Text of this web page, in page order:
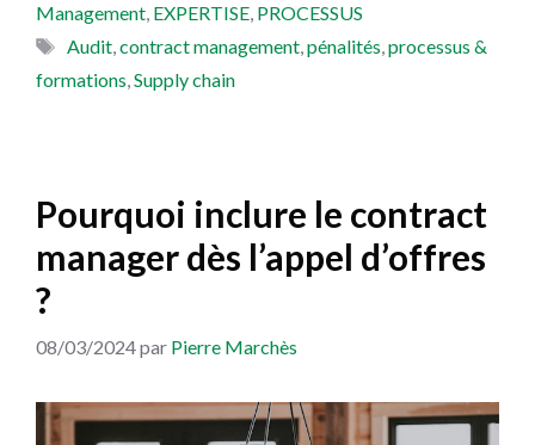
Management EXPERTISE PROCESSUS
Étiquettes
Audit, contract management, pénalités processus &
formations Supply chain
Pourquoi inclure le contract
manager dès l’appel d’offres
?
08/03/2024par Pierre Marchès